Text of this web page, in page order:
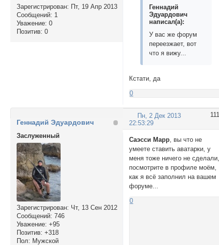
Зарегистрирован: Пт, 19 Апр 2013
Сообщений: 1
Уважение: 0
Позитив: 0
Геннадий
Эдуардович
написал(а):
У вас же форум
переезжает, вот
что я вижу...
Кстати, да
0
111
Пн, 2 Дек 2013
22:53:29
Геннадий Эдуардович
Заслуженный
Зарегистрирован: Чт, 13 Сен 2012
Сообщений: 746
Уважение: +95
Позитив: +318
Пол: Мужской
Саэсси Марр, вы что не
умеете ставить аватарки, у
меня тоже ничего не
посмотрите в профиле моём,
как я всё заполнил на вашем
форуме...
0